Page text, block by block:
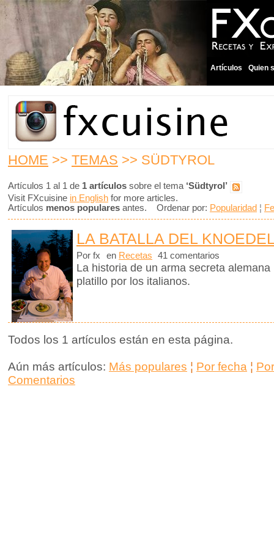
Artículos Quien
HOME >> TEMAS >> SÜDTYROL
Artículos 1 al 1 de 1 artículos sobre el tema ‘Südtyrol’
Visit FXcuisine in English for more articles.
Artículos menos populares antes. Ordenar por: Popularidad ¦
LA BATALLA DEL
Por fx en Recetas 41 comentarios
La historia de un arma secreta
platillo por los italianos.
Todos los 1 artículos están en esta página.
Aún más artículos: Más populares ¦ Por fecha ¦
Comentarios